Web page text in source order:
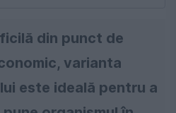
din punct de
varianta
este ideală pentru a